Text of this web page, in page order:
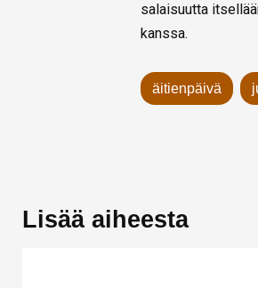
salaisuutta
kanssa.
äitienpäivä
Lisää aiheesta